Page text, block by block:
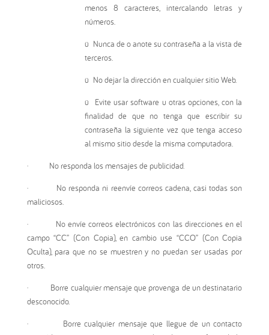
menos 8 caracteres, intercalando letras y
números.
ü Nunca de o anote su contraseña a la vista de
terceros.
ü No dejar la dirección en cualquier sitio Web.
ü Evite usar software u otras opciones, con la
finalidad de que no tenga que escribir su
contraseña la siguiente vez que tenga acceso
al mismo sitio desde la misma computadora.
· No responda los mensajes de publicidad.
· No responda ni reenvíe correos cadena, casi todas son
maliciosos.
· No envíe correos electrónicos con las direcciones en el
campo “CC” (Con Copia), en cambio use “CCO” (Con Copia
Oculta), para que no se muestren y no puedan ser usadas por
otros.
· Borre cualquier mensaje que provenga de un destinatario
desconocido.
· Borre cualquier mensaje que llegue de un contacto